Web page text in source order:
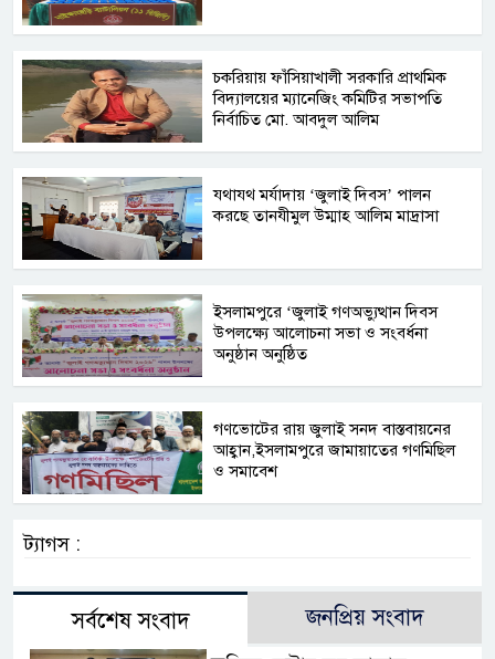
চকরিয়ায় ফাঁসিয়াখালী সরকারি প্রাথমিক
বিদ্যালয়ের ম্যানেজিং কমিটির সভাপতি
নির্বাচিত মো. আবদুল আলিম
যথাযথ মর্যাদায় ‘জুলাই দিবস’ পালন
করছে তানযীমুল উম্মাহ আলিম মাদ্রাসা
ইসলামপুরে ‘জুলাই গণঅভ্যুত্থান দিবস
উপলক্ষ্যে আলোচনা সভা ও সংবর্ধনা
অনুষ্ঠান অনুষ্ঠিত
গণভোটের রায় জুলাই সনদ বাস্তবায়নের
আহ্বান,ইসলামপুরে জামায়াতের গণমিছিল
ও সমাবেশ
ট্যাগস :
সর্বশেষ সংবাদ জনপ্রিয় সংবাদ